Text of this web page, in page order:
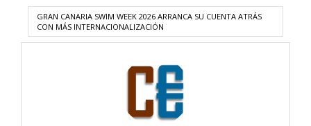
GRAN CANARIA SWIM WEEK 2026 ARRANCA SU CUENTA ATRÁS
CON MÁS INTERNACIONALIZACIÓN